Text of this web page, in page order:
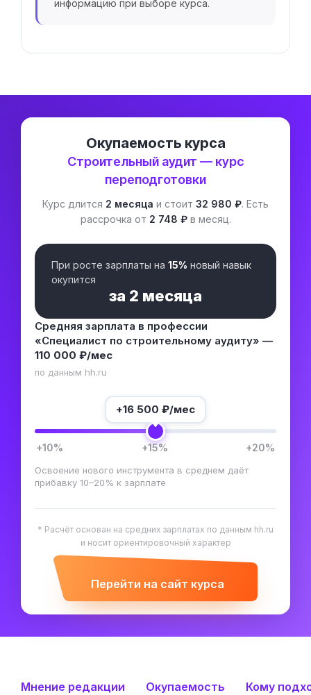
информацию при выборе курса.
Окупаемость курса
Строительный аудит — курс
переподготовки
Курс длится 2 месяца и стоит 32 980 ₽. Есть
рассрочка от 2 748 ₽в месяц.
При росте зарплаты на 15% новый навык
окупится
за 2 месяца
Средняя зарплата в профессии
«Специалист по строительному аудиту» —
110 000 ₽/мес
по данным hh.ru
+16 500 ₽/мес
+10% +15% +20%
Освоение нового инструмента в среднем даёт
прибавку 10–20% к зарплате
* Расчёт основан на средних зарплатах по данным hh.ru
и носит ориентировочный характер
Перейти на сайт курса
Мнение редакции Окупаемость Кому